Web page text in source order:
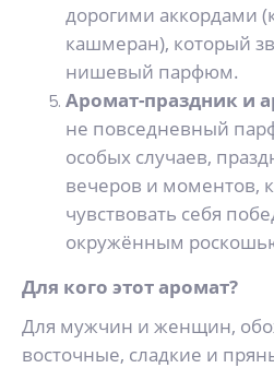
дорогими аккордами
кашмеран), который
нишевый парфюм.
Аромат-праздник и
не повседневный
особых случаев,
вечеров и моментов,
чувствовать себя
окружённым
Для кого этот аромат?
Для мужчин и женщин,
восточные, сладкие и